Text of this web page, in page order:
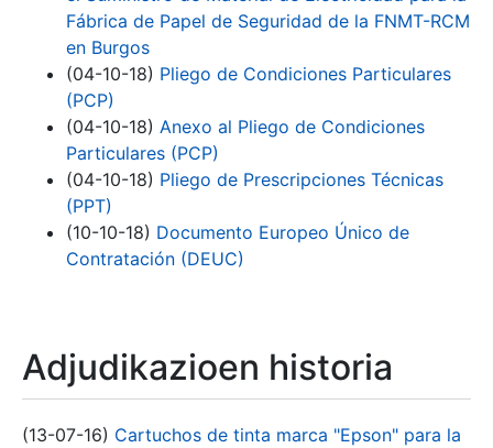
Fábrica de Papel de Seguridad de la FNMT-RCM
en Burgos
(04-10-18) Pliego de Condiciones Particulares
(PCP)
(04-10-18) Anexo al Pliego de Condiciones
Particulares (PCP)
(04-10-18) Pliego de Prescripciones Técnicas
(PPT)
(10-10-18) Documento Europeo Único de
Contratación (DEUC)
Adjudikazioen historia
(13-07-16) Cartuchos de tinta marca "Epson" para la